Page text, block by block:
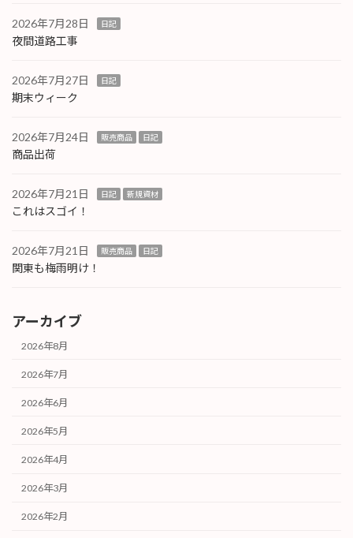
2026年7月28日 日記
夜間道路工事
2026年7月27日 日記
期末ウィーク
2026年7月24日 販売商品 日記
商品出荷
2026年7月21日 日記 新規資材
これはスゴイ！
2026年7月21日 販売商品 日記
関東も梅雨明け！
アーカイブ
2026年8月
2026年7月
2026年6月
2026年5月
2026年4月
2026年3月
2026年2月